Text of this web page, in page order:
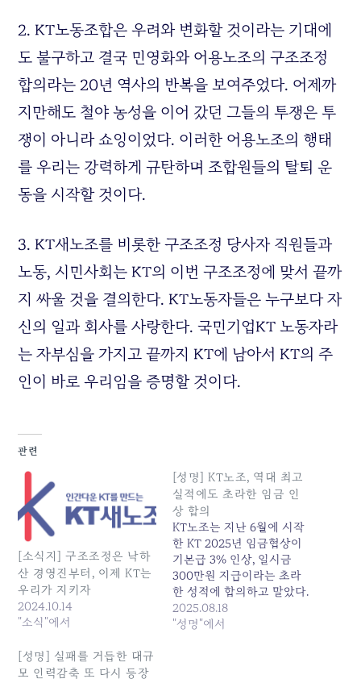
2. KT노동조합은 우려와 변화할 것이라는 기대에
도 불구하고 결국 민영화와 어용노조의 구조조정
합의라는 20년 역사의 반복을 보여주었다. 어제까
지만해도 철야 농성을 이어 갔던 그들의 투쟁은 투
쟁이 아니라 쇼잉이었다. 이러한 어용노조의 행태
를 우리는 강력하게 규탄하며 조합원들의 탈퇴 운
동을 시작할 것이다.
3. KT새노조를 비롯한 구조조정 당사자 직원들과
노동, 시민사회는 KT의 이번 구조조정에 맞서 끝까
지 싸울 것을 결의한다. KT노동자들은 누구보다 자
신의 일과 회사를 사랑한다. 국민기업KT 노동자라
는 자부심을 가지고 끝까지 KT에 남아서 KT의 주
인이 바로 우리임을 증명할 것이다.
관련
[소식지] 구조조정은 낙하
산 경영진부터, 이제 KT는
우리가 지키자
2024.10.14
"소식"에서
[성명] KT노조, 역대 최고
실적에도 초라한 임금 인
상 합의
KT노조는 지난 6월에 시작
한 KT 2025년 임금협상이
기본급 3% 인상, 일시금
300만원 지급이라는 초라
한 성적에 합의하고 말았다.
이번 합의로 LGU+ 와의 격
차가 더 벌어져 통신3사 중
2025.08.18
"성명"에서
[성명] 실패를 거듭한 대규
모 인력감축 또 다시 등장